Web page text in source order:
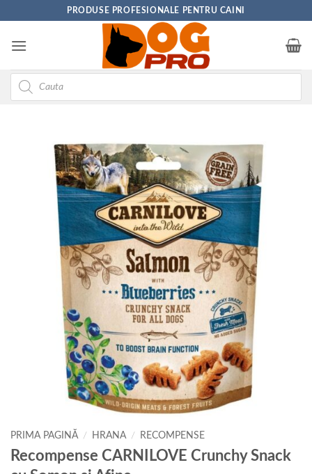
content
PRODUSE PROFESIONALE PENTRU CAINI
Products
search
PRIMA PAGINĂ / HRANA / RECOMPENSE
Recompense CARNILOVE Crunchy Snack